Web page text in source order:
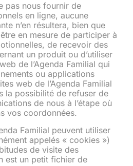
pas nous fournir de
en ligne, aucune
n’en résultera, bien que
en mesure de participer à
de recevoir des
un produit ou d’utiliser
de l’Agenda Familial qui
ou applications
web de l’Agenda Familial
la possibilité de refuser de
de nous à l’étape où
vos coordonnées.
Familial peuvent utiliser
appelés « cookies »)
de visite des
est un petit fichier de